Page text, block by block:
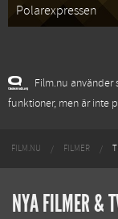
Polarexpressen
Film.nu använder
funktioner, men är inte
FILM.NU FILMER
NYA FILMER &